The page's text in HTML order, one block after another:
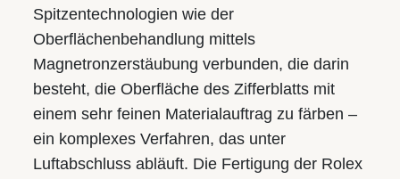
Spitzentechnologien wie der
Oberflächenbehandlung mittels
Magnetronzerstäubung verbunden, die darin
besteht, die Oberfläche des Zifferblatts mit
einem sehr feinen Materialauftrag zu färben –
ein komplexes Verfahren, das unter
Luftabschluss abläuft. Die Fertigung der Rolex